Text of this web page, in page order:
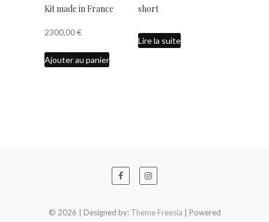
Kit made in France
2300,00€
Ajouter au panier
short
Lire la suite
© 2026 | Designed by: Theme Freesia | Powered